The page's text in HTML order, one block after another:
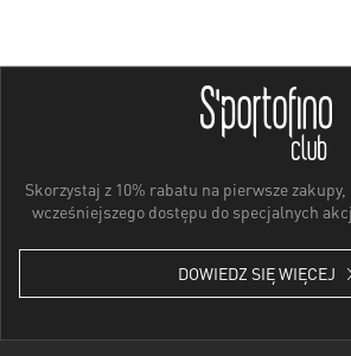
Skorzystaj z 10% rabatu na pierwsze
wcześniejszego dostępu do specjalnych
DOWIEDZ SIĘ WIĘCEJ